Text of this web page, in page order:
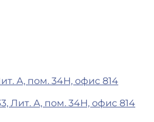
А, пом. 34Н, офис 814
Лит. А, пом. 34Н, офис 814